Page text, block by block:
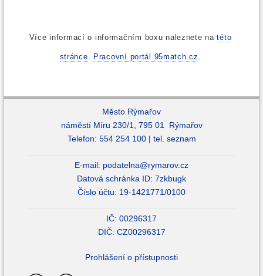
Více informací o informačním boxu naleznete natéto
stránce. Pracovní portál 95match.cz .
Město Rýmařov
náměstí Míru 230/1, 795 01 Rýmařov
Telefon: 554 254 100 | tel. seznam
E-mail: podatelna@rymarov.cz
Datová schránka ID: 7zkbugk
Číslo účtu: 19-1421771/0100
IČ: 00296317
DIČ: CZ00296317
Prohlášení o přístupnosti